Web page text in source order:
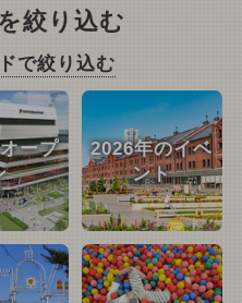
絞り込む
で絞り込む
ープ
2026年のイベ
ント